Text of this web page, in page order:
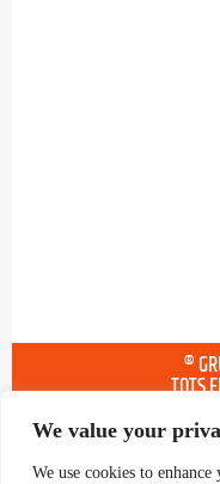
We value your
We use cookies to
®
TOTS